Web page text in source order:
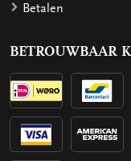
Betalen
BETROUWBAAR